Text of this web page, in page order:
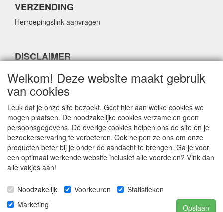
VERZENDING
Herroepingslink aanvragen
DISCLAIMER
Herroepingslink aanvragen
CONTACTGEGEVENS
Fabulous Sales
Grotestraat 69C
5141 JN Waalwijk
E-mail:info@fabuloussales.nl
Telefoon:0416 - 33 14 13
Welkom! Deze website maakt gebruik
van cookies
Leuk dat je onze site bezoekt. Geef hier aan welke cookies we
mogen plaatsen. De noodzakelijke cookies verzamelen geen
persoonsgegevens. De overige cookies helpen ons de site en je
bezoekerservaring te verbeteren. Ook helpen ze ons om onze
producten beter bij je onder de aandacht te brengen. Ga je voor
een optimaal werkende website inclusief alle voordelen? Vink dan
alle vakjes aan!
Noodzakelijk Voorkeuren
Statistieken
Marketing
Opslaan